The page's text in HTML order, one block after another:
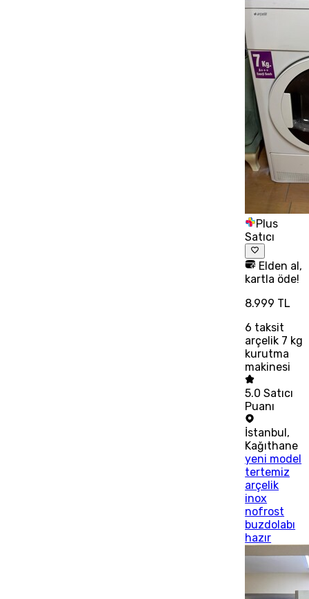
Plus
Satıcı
Elden al,
kartla öde!
8.999 TL
6 taksit
arçelik 7 kg
kurutma
makinesi
5.0 Satıcı
Puanı
İstanbul,
Kağıthane
yeni model
tertemiz
arçelik
inox
nofrost
buzdolabı
hazır